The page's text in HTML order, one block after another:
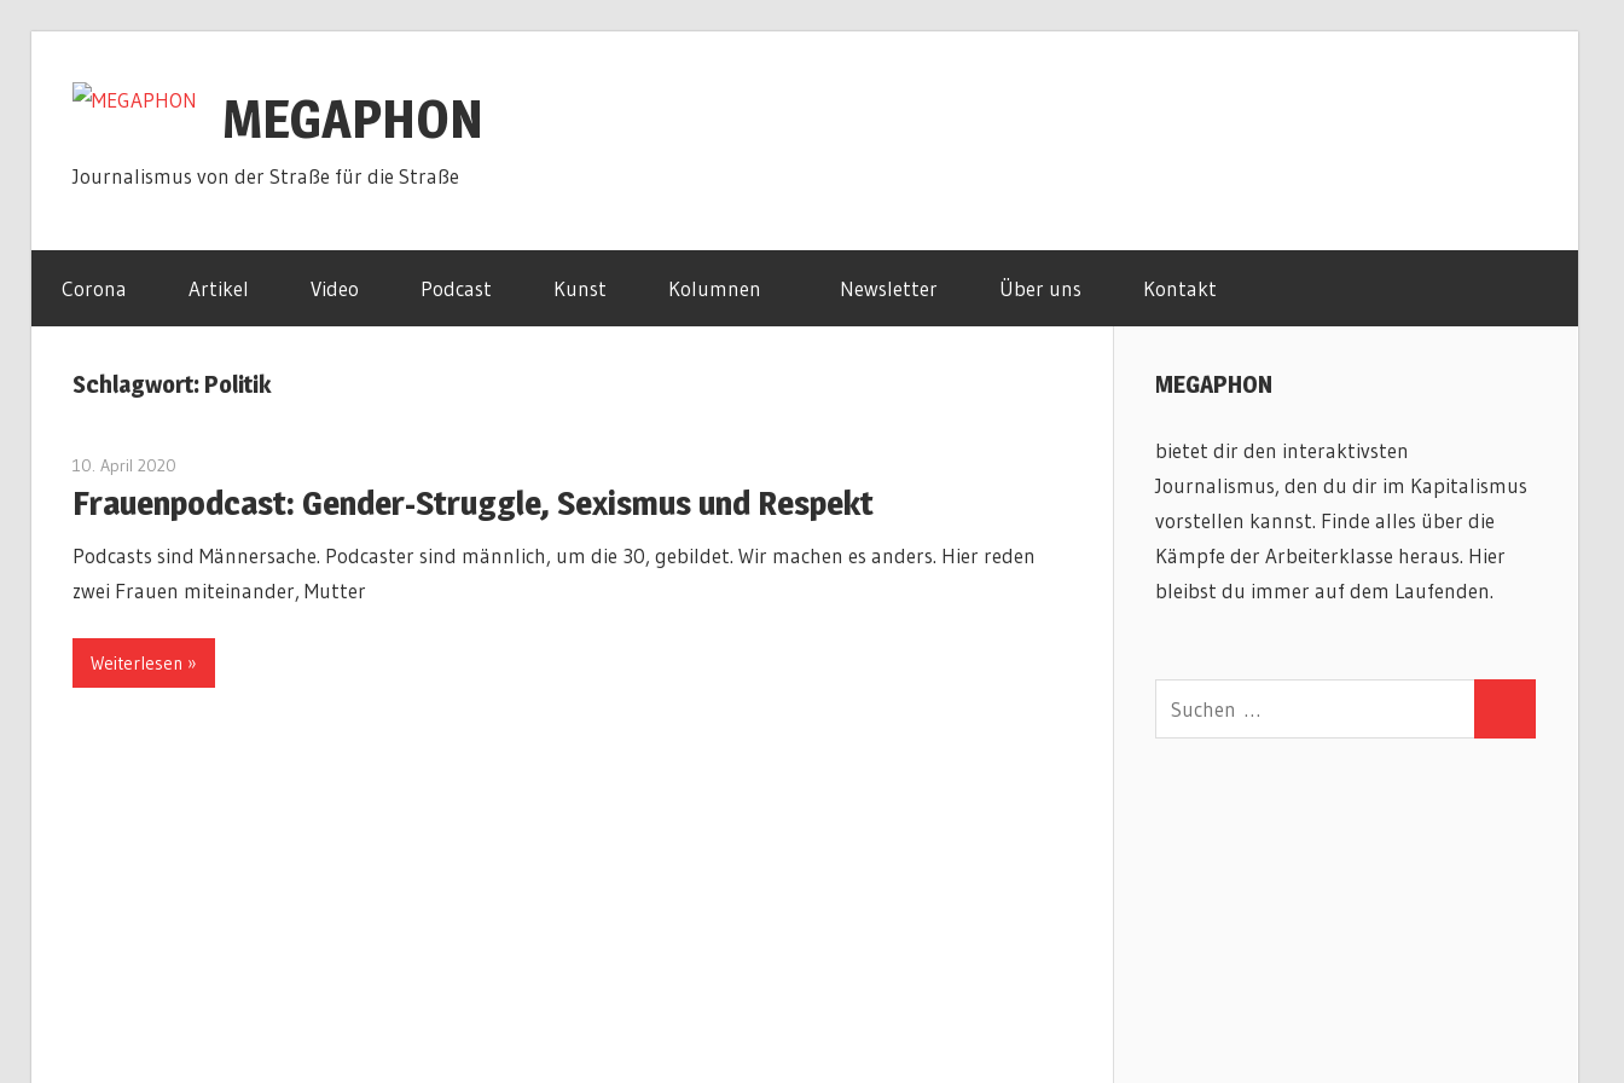
Inhalt
MEGAPHON
Journalismus von der Straße für die Straße
Corona Artikel Video Podcast Kunst Kolumnen Newsletter Über uns Kontakt
Schlagwort: Politik
10. April 2020
Frauenpodcast: Gender-Struggle, Sexismus und Respekt
Podcasts sind Männersache. Podcaster sind männlich, um die 30, gebildet. Wir machen es anders. Hier reden
zwei Frauen miteinander, Mutter
Weiterlesen
MEGAPHON
bietet dir den interaktivsten
Journalismus, den du dir im Kapitalismus
vorstellen kannst. Finde alles über die
Kämpfe der Arbeiterklasse heraus. Hier
bleibst du immer auf dem Laufenden.